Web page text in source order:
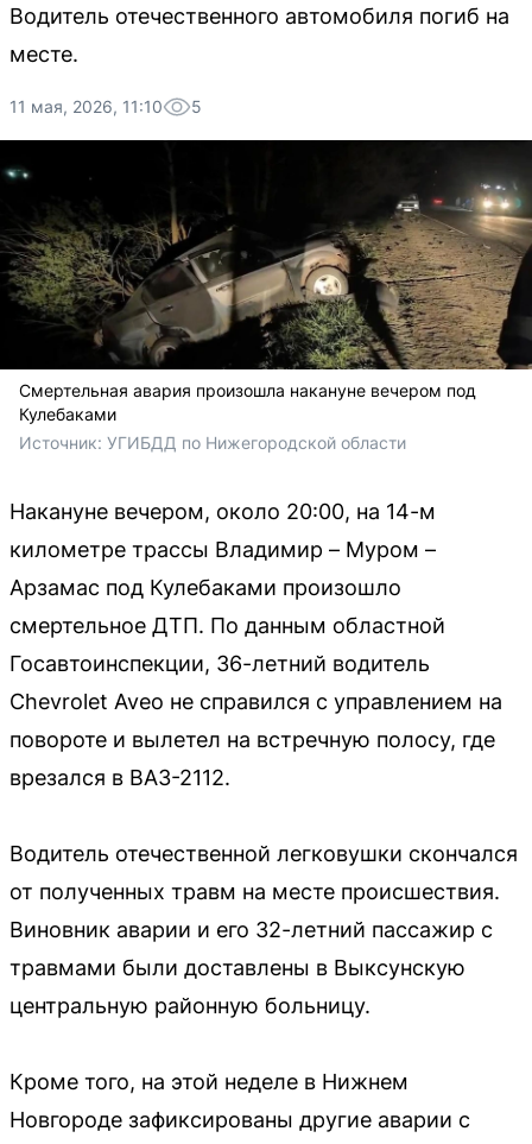
Водитель отечественного автомобиля погиб на
месте.
11 мая, 2026, 11:10 5
Смертельная авария произошла накануне вечером под
Кулебаками
Источник: УГИБДД по Нижегородской области
Накануне вечером, около 20:00, на 14-м
километре трассы Владимир – Муром –
Арзамас под Кулебаками произошло
смертельное ДТП. По данным областной
Госавтоинспекции, 36-летний водитель
Chevrolet Aveo не справился с управлением на
повороте и вылетел на встречную полосу, где
врезался в ВАЗ-2112.
Водитель отечественной легковушки скончался
от полученных травм на месте происшествия.
Виновник аварии и его 32-летний пассажир с
травмами были доставлены в Выксунскую
центральную районную больницу.
Кроме того, на этой неделе в Нижнем
Новгороде зафиксированы другие аварии с